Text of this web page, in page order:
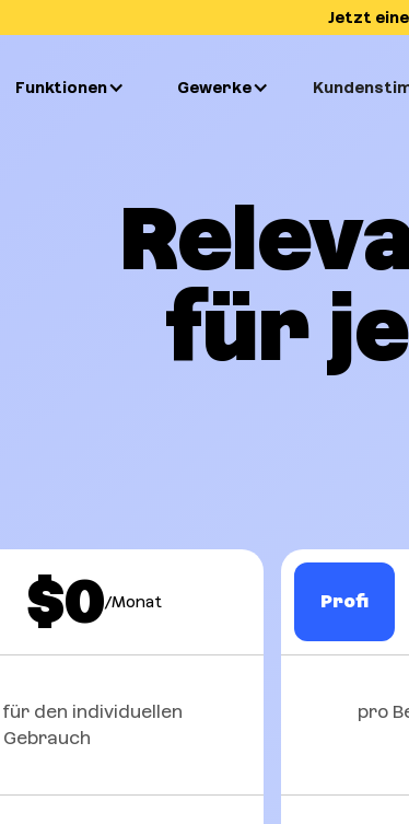
Jetzt
Funktionen Gewerke
für
$0/Monat
den individuellen
Gebrauch
Profi
pro